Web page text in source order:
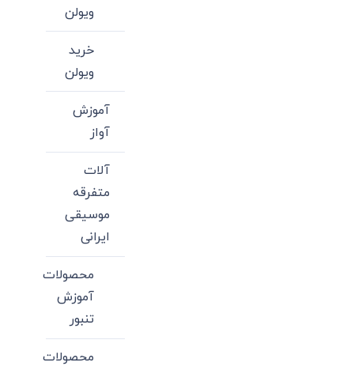
ویولن
خرید
ویولن
آموزش
آواز
آلات
متفرقه
موسیقی
ایرانی
محصولات
آموزش
تنبور
محصولات